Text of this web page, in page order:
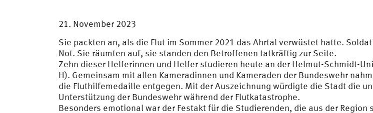
21. November 2023
Sie packten an, als die Flut im Sommer 2021 das Ahrtal verwüstet hatte.
Not. Sie räumten auf, sie standen den Betroffenen tatkräftig zur Seite.
Zehn dieser Helferinnen und Helfer studieren heute an der Helmut-Schmidt-
H). Gemeinsam mit allen Kameradinnen und Kameraden der Bundeswehr
die Fluthilfemedaille entgegen. Mit der Auszeichnung würdigte die Stadt die
Unterstützung der Bundeswehr während der Flutkatastrophe.
Besonders emotional war der Festakt für die Studierenden, die aus der